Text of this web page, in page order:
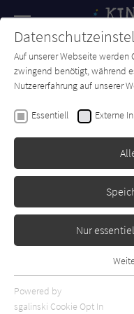
SUCHE
Fridolin Reinagl
Keiner ist
Auf unserer Webseite
zwingend benötigt, während
Nutzererfahrung auf unserer
Essentiell Externe
Nur
Essentielle Cookies werden
Webseite benötigt.
Powered by
sgalinski Cookie Opt In